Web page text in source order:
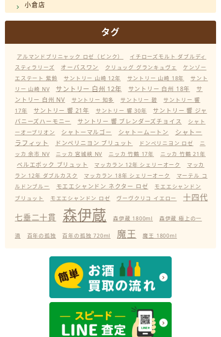
小倉店
タグ
アルマンドブリニャック ロゼ（ピンク）
イチローズモルト ダブルディ
スティラリーズ
オーパスワン クリュッグ グランキュヴェ
ケンゾー
エステート 紫鈴
サントリー 山崎 12年 サントリー 山崎 18年
サント
リー 山崎 NV
サントリー 白州 12年 サントリー 白州 18年
サ
ントリー 白州 NV
サントリー 知多 サントリー 碧
サントリー 響
17年
サントリー 響 21年 サントリー 響 30年
サントリー 響 ジャ
パニーズハーモニー
サントリー 響 ブレンダーズチョイス
シャト
ーオーブリオン
シャトーマルゴー シャトームートン
シャトー
ラフィット
ドンペリニヨン ブリュット ドンペリニヨン ロゼ
ニ
ッカ 余市 NV
ニッカ 宮城峡 NV ニッカ 竹鶴 17年 ニッカ 竹鶴 21年
ベルエポック ブリュット マッカラン 12年 シェリーオーク
マッカ
ラン 12年 ダブルカスク
マッカラン 18年 シェリーオーク
マーテル コ
ルドンブルー
モエエシャンドン ネクター ロゼ
モエエシャンドン
ブリュット
モエエシャンドン ロゼ ヴーヴクリコ イエロー
十四代
七垂二十貫
森伊蔵 森伊蔵 1800ml 森伊蔵 極上の一
滴 百年の孤独 百年の孤独 720ml 魔王 魔王 1800ml